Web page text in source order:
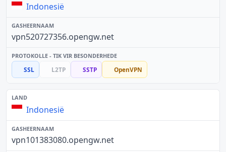
Indonesië
vpn520727356.opengw.net
SSL L2TP SSTP OpenVPN
Indonesië
vpn101383080.opengw.net